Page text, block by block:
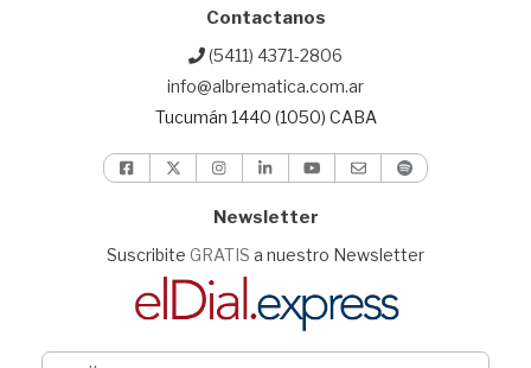
Contactanos
(5411) 4371-2806
info@albrematica.com.ar
Tucumán 1440 (1050) CABA
Newsletter
Suscribite GRATIS a nuestro Newsletter